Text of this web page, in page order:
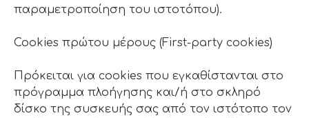
παραμετροποίηση του ιστοτόπου).
Cookies πρώτου μέρους (First-party cookies)
Πρόκειται για cookies που εγκαθίστανται στο
πρόγραμμα πλοήγησης και/ή στο σκληρό
δίσκο της συσκευής σας από τον ιστότοπο τον